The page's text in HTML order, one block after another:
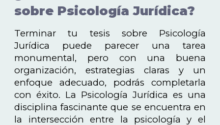
sobre Psicología Jurídica?
Terminar tu tesis sobre Psicología
Jurídica puede parecer una tarea
monumental, pero con una buena
organización, estrategias claras y un
enfoque adecuado, podrás completarla
con éxito. La Psicología Jurídica es una
disciplina fascinante que se encuentra en
la intersección entre la psicología y el